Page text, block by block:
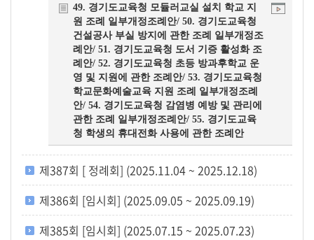
49. 경기도교육청 모듈러교실 설치 학교 지
원 조례 일부개정조례안/ 50. 경기도교육청
건설공사 부실 방지에 관한 조례 일부개정조
례안/ 51. 경기도교육청 도서 기증 활성화 조
례안/ 52. 경기도교육청 초등 방과후학교 운
영 및 지원에 관한 조례안/ 53. 경기도교육청
학교문화예술교육 지원 조례 일부개정조례
안/ 54. 경기도교육청 감염병 예방 및 관리에
관한 조례 일부개정조례안/ 55. 경기도교육
청 학생의 휴대전화 사용에 관한 조례안
제387회 [ 정례회] (2025.11.04 ~ 2025.12.18)
제386회 [임시회] (2025.09.05 ~ 2025.09.19)
제385회 [임시회] (2025.07.15 ~ 2025.07.23)